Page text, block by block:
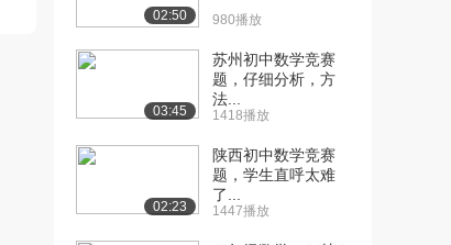
[15] 高中物理选修3-4 15
光的折射...
全反射
02:50 980播放
03:45
苏州初中数学竞赛
题，仔细分析，方
法...
1418播放
02:23
陕西初中数学竞赛
题，学生直呼太难
了...
1447播放